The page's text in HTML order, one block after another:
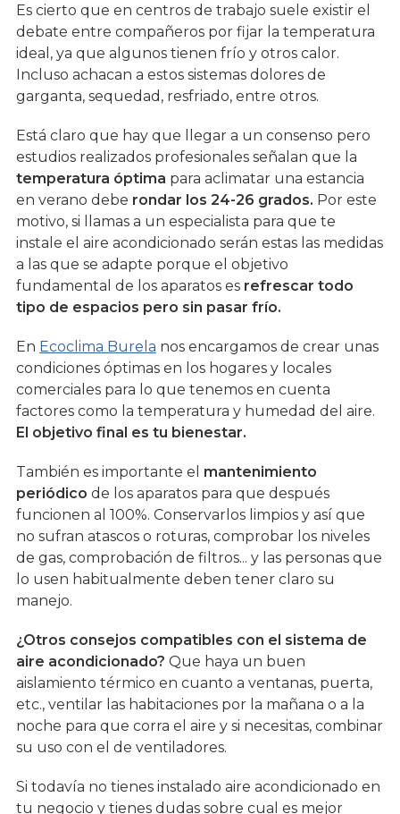
Es cierto que en centros de trabajo suele existir el
debate entre compañeros por fijar la temperatura
ideal, ya que algunos tienen frío y otros calor.
Incluso achacan a estos sistemas dolores de
garganta, sequedad, resfriado, entre otros.
Está claro que hay que llegar a un consenso pero
estudios realizados profesionales señalan que la
temperatura óptima para aclimatar una estancia
en verano debe rondar los 24-26 grados. Por este
motivo, si llamas a un especialista para que te
instale el aire acondicionado serán estas las medidas
a las que se adapte porque el objetivo
fundamental de los aparatos esrefrescar todo
tipo de espacios pero sin pasar frío.
En Ecoclima Burela nos encargamos de crear unas
condiciones óptimas en los hogares y locales
comerciales para lo que tenemos en cuenta
factores como la temperatura y humedad del aire.
El objetivo final es tu bienestar.
También es importante el mantenimiento
periódico de los aparatos para que después
funcionen al 100%. Conservarlos limpios y así que
no sufran atascos o roturas, comprobar los niveles
de gas, comprobación de filtros... y las personas que
lo usen habitualmente deben tener claro su
manejo.
¿Otros consejos compatibles con el sistema de
aire acondicionado? Que haya un buen
aislamiento térmico en cuanto a ventanas, puerta,
etc., ventilar las habitaciones por la mañana o a la
noche para que corra el aire y si necesitas, combinar
su uso con el de ventiladores.
Si todavía no tienes instalado aire acondicionado en
tu negocio y tienes dudas sobre cual es mejor